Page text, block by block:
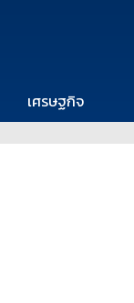
เศรษฐกิจ